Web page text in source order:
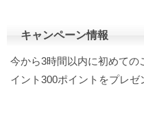
キャンペーン情報
今から3時間以内に初めての
イント300ポイントをプレゼ